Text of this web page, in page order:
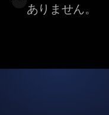
ありません。